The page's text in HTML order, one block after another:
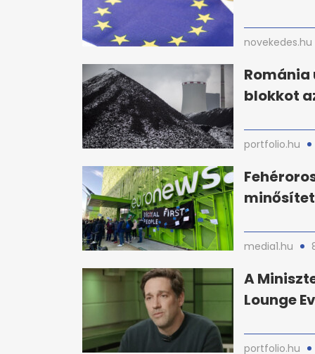
novekedes.hu
blokkot
portfolio.hu
media1.hu
A
Lounge
portfolio.hu